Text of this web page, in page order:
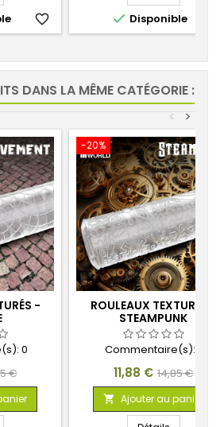
favorite_border  Disponible
DANS LA MÊME CATÉGORIE :
>
<
-
0
€
-20%
ROULEAUX TEXTURÉS -
STEAMPUNK
Commentaire(s):
Prix
11,88 € Prix
de
base
14,85 €
 Ajouter au panier